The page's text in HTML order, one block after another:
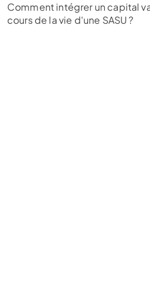
Comment intégrer un capital
cours de la vie d'une SASU ?